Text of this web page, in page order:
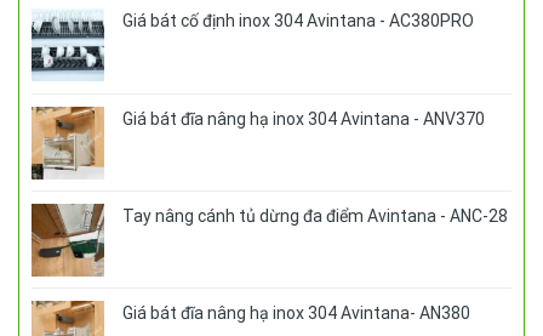
Giá bát cố định inox 304 Avintana - AC380PRO
Giá bát đĩa nâng hạ inox 304 Avintana - ANV370
Tay nâng cánh tủ dừng đa điểm Avintana - ANC-28
Giá bát đĩa nâng hạ inox 304 Avintana- AN380